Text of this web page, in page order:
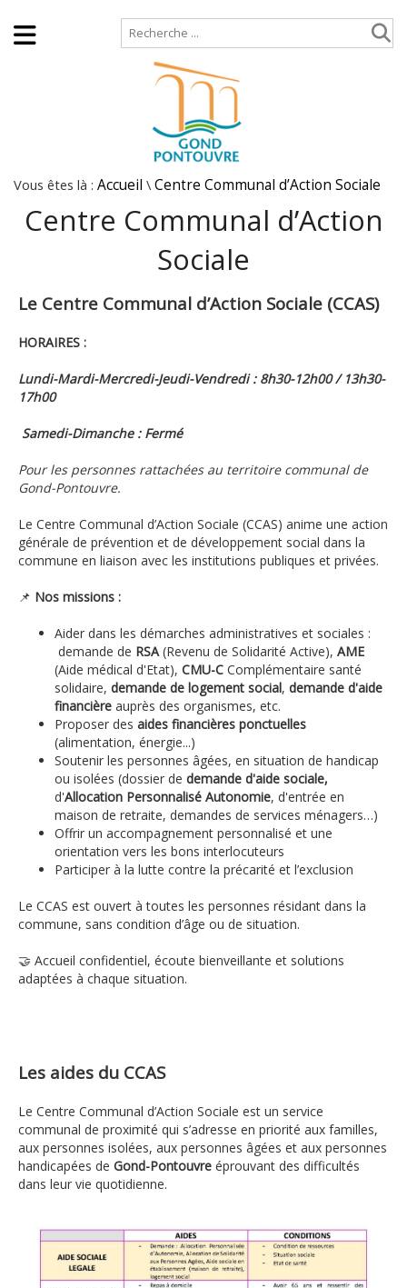
Vous êtes là : Accueil \ Centre Communal d’Action Sociale
Centre Communal d’Action
Sociale
Le Centre Communal d’Action Sociale (CCAS)
HORAIRES :
Lundi-Mardi-Mercredi-Jeudi-Vendredi : 8h30-12h00 / 13h30-
17h00
Samedi-Dimanche : Fermé
Pour les personnes rattachées au territoire communal de
Gond-Pontouvre.
Le Centre Communal d’Action Sociale (CCAS) anime une action
générale de prévention et de développement social dans la
commune en liaison avec les institutions publiques et privées.
📌 Nos missions :
Aider dans les démarches administratives et sociales :
demande de RSA(Revenu de Solidarité Active), AME
(Aide médical d'Etat), CMU-C Complémentaire santé
solidaire, demande de logement social, demande d'aide
financière auprès des organismes, etc.
Proposer des aides financières ponctuelles
(alimentation, énergie...)
Soutenir les personnes âgées, en situation de handicap
ou isolées (dossier de demande d'aide sociale,
d'Allocation Personnalisé Autonomie, d'entrée en
maison de retraite, demandes de services ménagers…)
Offrir un accompagnement personnalisé et une
orientation vers les bons interlocuteurs
Participer à la lutte contre la précarité et l’exclusion
Le CCAS est ouvert à toutes les personnes résidant dans la
commune, sans condition d’âge ou de situation.
🤝 Accueil confidentiel, écoute bienveillante et solutions
adaptées à chaque situation.
Les aides du CCAS
Le Centre Communal d’Action Sociale est un service
communal de proximité qui s’adresse en priorité aux familles,
aux personnes isolées, aux personnes âgées et aux personnes
handicapées de Gond-Pontouvre éprouvant des difficultés
dans leur vie quotidienne.